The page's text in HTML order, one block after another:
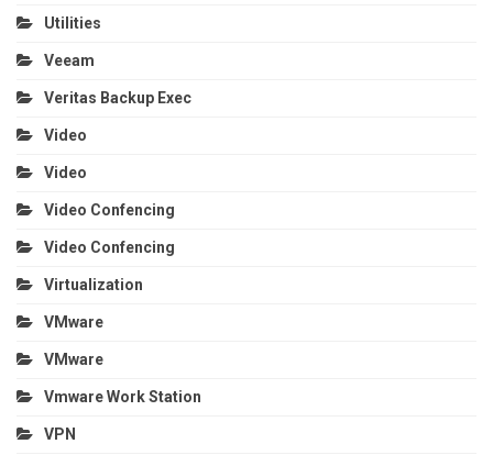
Utilities
Veeam
Veritas Backup Exec
Video
Video
Video Confencing
Video Confencing
Virtualization
VMware
VMware
Vmware Work Station
VPN